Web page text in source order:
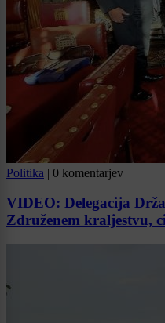
Politika | 0 komentarjev
VIDEO: Delegacija
Združenem kraljestvu,